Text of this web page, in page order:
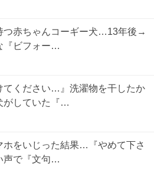
つ赤ちゃんコーギー犬…13年後→
『ビフォー…
てください…』洗濯物を干したか
がしていた『…
ホをいじった結果…『やめて下さ
声で『文句…